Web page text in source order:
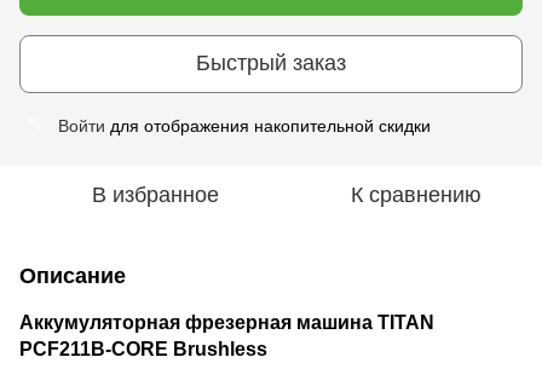
Быстрый заказ
Войти для отображения накопительной скидки
В избранное К сравнению
Описание
Аккумуляторная фрезерная машина TITAN
PCF211B-CORE Brushless